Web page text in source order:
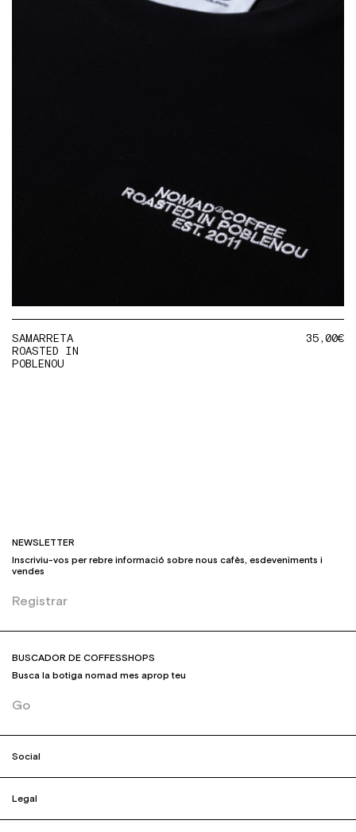
SAMARRETA
ROASTED IN
POBLENOU
35,00€
NEWSLETTER
Inscriviu-vos per rebre informació sobre nous cafès, esdeveniments i
vendes
Registrar
BUSCADOR DE COFFESSHOPS
Busca la botiga nomad mes aprop teu
Go
Social
Legal